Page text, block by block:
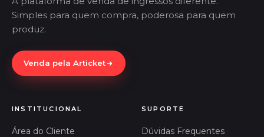
Simples para quem compra, poderosa para quem
produz.
Venda pela Articket
INSTITUCIONAL
Área do Cliente
SUPORTE
Dúvidas Frequentes